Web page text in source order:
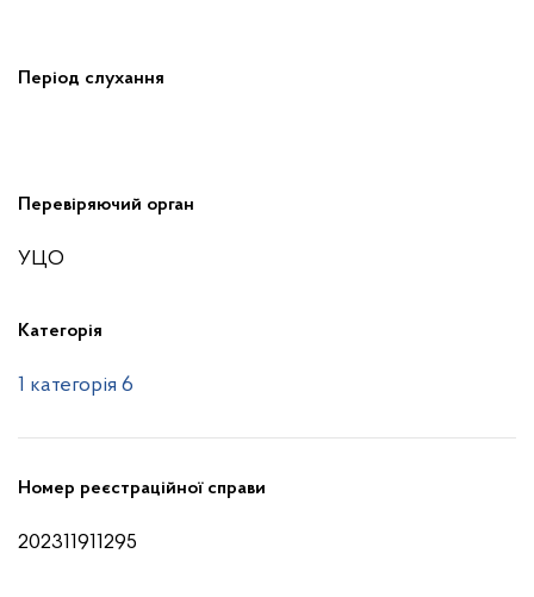
Період слухання
Перевіряючий орган
УЦО
Категорія
1 категорія 6
Номер реєстраційної справи
202311911295